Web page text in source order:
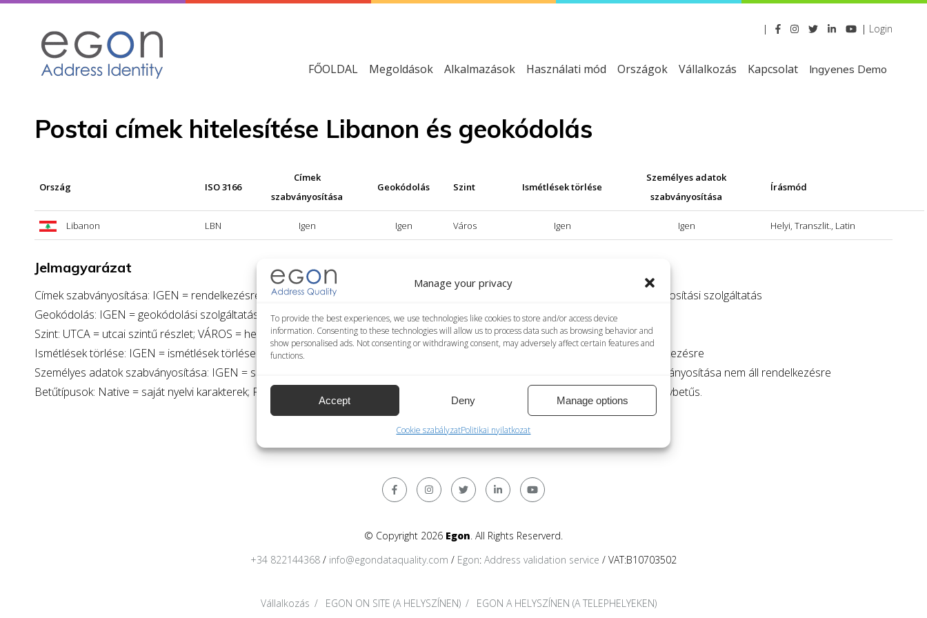
Manage your privacy
To provide the best experiences, we use technologies like cookies to store and/or access device
information. Consenting to these technologies will allow us to process data such as browsing behavior and
show personalised ads. Not consenting or withdrawing consent, may adversely affect certain features and
functions.
Accept Deny Manage options
Cookie szabályzatPolitikai nyilatkozat
| | Login
FŐOLDAL Megoldások Alkalmazások Használati mód Országok Vállalkozás Kapcsolat Ingyenes Demo
Postai címek hitelesítése Libanon és geokódolás
Ország ISO 3166
Címek
szabványosítása
Geokódolás Szint Ismétlések törlése
Személyes adatok
szabványosítása
Írásmód
Libanon LBN Igen Igen Város Igen Igen Helyi, Transzlit., Latin
Jelmagyarázat
Címek szabványosítása: IGEN = rendelkezésre áll a cím szabványosítási szolgáltatás; NEM = nem áll rendelkezésre a cím szabványosítási szolgáltatás
Geokódolás: IGEN = geokódolási szolgáltatás rendelkezésre áll; NEM = geokódolási szolgáltatás nem áll rendelkezésre
Szint: UTCA = utcai szintű részlet; VÁROS = helyi szintű részlet
Ismétlések törlése: IGEN = ismétlések törlése szolgáltatás rendelkezésre áll; NEM = ismétlések törlése szolgáltatás nem áll rendelkezésre
Személyes adatok szabványosítása: IGEN = személyes adatok szabványosítása rendelkezésre áll; NEM = személyes adatok szabványosítása nem áll rendelkezésre
Betűtípusok: Native = saját nyelvi karakterek; Roman= lantin betűk; Nemzetközi = nemzetközi formátum. Mindegyik forma lehet nagybetűs.
© Copyright 2026 Egon. All Rights Reserverd.
+34 822144368 / info@egondataquality.com / Egon: Address validation service / VAT:B10703502
Vállalkozás EGON ON SITE (A HELYSZÍNEN) EGON A HELYSZÍNEN (A TELEPHELYEKEN)